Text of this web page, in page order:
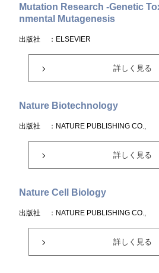
Mutation Research -Genetic
nmental Mutagenesis
出版社 ：ELSEVIER
詳しく見る
Nature Biotechnology
出版社 ：NATURE PUBLISHING CO.,
詳しく見る
Nature Cell Biology
出版社 ：NATURE PUBLISHING CO.,
詳しく見る